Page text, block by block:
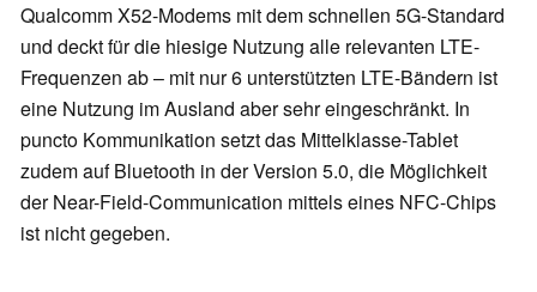
Qualcomm X52-Modems mit dem schnellen 5G-Standard
und deckt für die hiesige Nutzung alle relevanten LTE-
Frequenzen ab – mit nur 6 unterstützten LTE-Bändern ist
eine Nutzung im Ausland aber sehr eingeschränkt. In
puncto Kommunikation setzt das Mittelklasse-Tablet
zudem auf Bluetooth in der Version 5.0, die Möglichkeit
der Near-Field-Communication mittels eines NFC-Chips
ist nicht gegeben.